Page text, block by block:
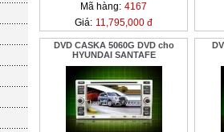
Mã hàng: 4167
Giá: 11,795,000 đ
DVD CASKA 5060G DVD cho
HYUNDAI SANTAFE